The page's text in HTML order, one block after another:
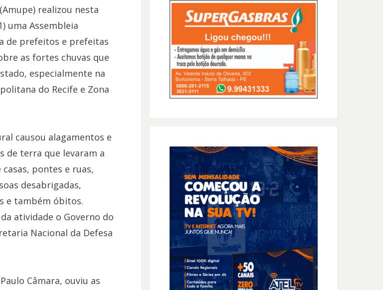
realizou nesta
uma Assembleia
de prefeitos e prefeitas
as fortes chuvas que
especialmente na
do Recife e Zona
causou alagamentos e
de terra que levaram a
pontes e ruas,
desabrigadas,
e também óbitos.
atividade o Governo do
Nacional da Defesa
Câmara, ouviu as